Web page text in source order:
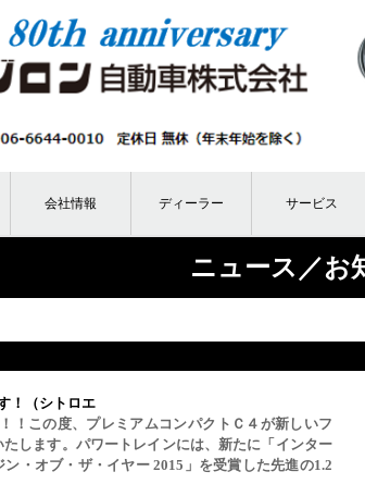
会社情報 ディーラー サービス
ニュース／お
！（シトロエ
！この度、プレミアムコンパクトＣ４が新しいフ
たします。パワートレインには、新たに「インター
・オブ・ザ・イヤー 2015」を受賞した先進の1.2